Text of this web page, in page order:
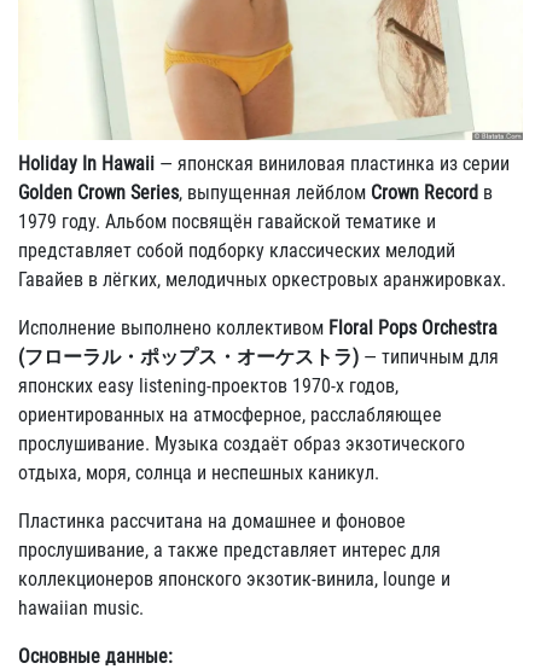
Holiday In Hawaii — японская виниловая пластинка из серии
Golden Crown Series, выпущенная лейблом Crown Record в
1979 году. Альбом посвящён гавайской тематике и
представляет собой подборку классических мелодий
Гавайев в лёгких, мелодичных оркестровых аранжировках.
Исполнение выполнено коллективом Floral Pops Orchestra
(フローラル・ポップス・オーケストラ) — типичным для
японских easy listening-проектов 1970-х годов,
ориентированных на атмосферное, расслабляющее
прослушивание. Музыка создаёт образ экзотического
отдыха, моря, солнца и неспешных каникул.
Пластинка рассчитана на домашнее и фоновое
прослушивание, а также представляет интерес для
коллекционеров японского экзотик-винила, lounge и
hawaiian music.
Основные данные: